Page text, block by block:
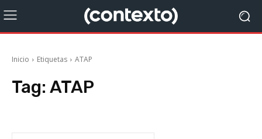
Inicio Etiquetas ATAP
Tag: ATAP